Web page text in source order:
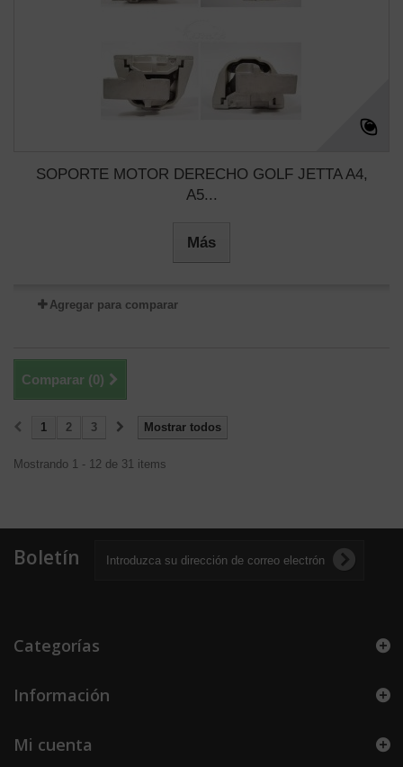
SOPORTE MOTOR DERECHO GOLF JETTA A4,
A5...
Más
Agregar para comparar
Comparar (0)
Mostrar todos
1 2 3
Mostrando 1 - 12 de 31 items
Boletín
Categorías
Información
Mi cuenta